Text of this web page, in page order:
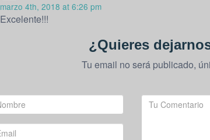
marzo 4th, 2018 at 6:26 pm
Excelente!!!
¿Quieres
Tu email no será publicado,